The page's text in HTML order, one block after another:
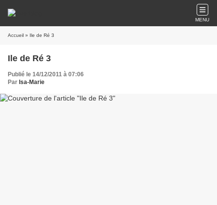
MENU
Accueil » Ile de Ré 3
Ile de Ré 3
Publié le 14/12/2011 à 07:06
Par Isa-Marie